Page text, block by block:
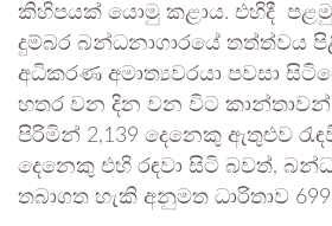
කිහිපයක් යොමු කළාය. එහිදී
දුම්බර බන්ධනාගාරයේ තත්ත්වය
අධිකරණ අමාත්‍යවරයා පවසා
හතර වන දින වන විට කාන්තාවන්
පිරිමින් 2,139 දෙනෙකු ඇතුළුව
දෙනෙකු එහි රඳවා සිටි බවත්,
තබාගත හැකි අනුමත ධාරිතාව